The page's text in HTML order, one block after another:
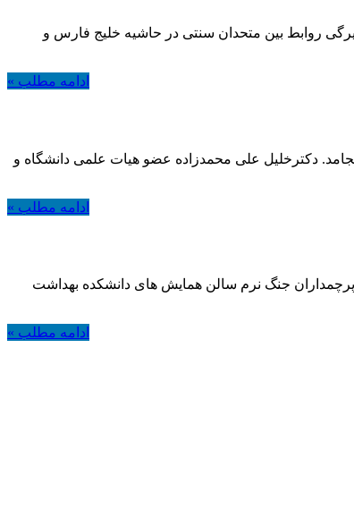
روابط بین متحدان سنتی در حاشیه خلیج فارس و
ادامه مطلب »
دکترخلیل علی محمدزاده عضو هیات علمی دانشگاه و
ادامه مطلب »
جنگ نرم سالن همایش های دانشکده بهداشت
ادامه مطلب »